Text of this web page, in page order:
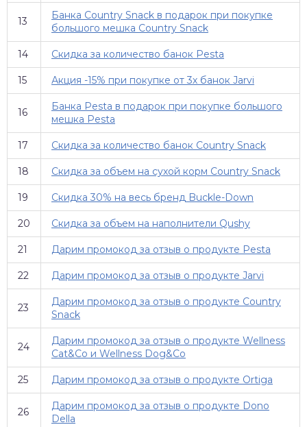
13
Банка Country Snack в подарок при покупке
большого мешка Country Snack
14 Скидка за количество банок Pesta
15 Акция -15% при покупке от 3х банок Jarvi
16
Банка Pesta в подарок при покупке большого
мешка Pesta
17 Скидка за количество банок Country Snack
18 Скидка за объем на сухой корм Country Snack
19 Скидка 30% на весь бренд Buckle-Down
20 Скидка за объем на наполнители Qushy
21 Дарим промокод за отзыв о продукте Pesta
22 Дарим промокод за отзыв о продукте Jarvi
23
Дарим промокод за отзыв о продукте Country
Snack
24
Дарим промокод за отзыв о продукте Wellness
Cat&Co и Wellness Dog&Co
25 Дарим промокод за отзыв о продукте Ortiga
26
Дарим промокод за отзыв о продукте Dono
Della